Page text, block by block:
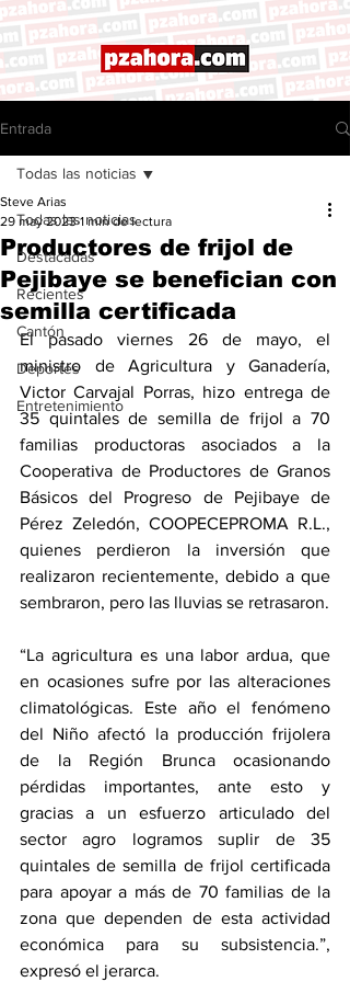
Entrada
Todas las noticias
Destacadas
Recientes
Cantón
Deportes
Entretenimiento
Todas las noticias
Productores de frijol de
Pejibaye se benefician con
semilla certificada
Steve Arias
29 may 2023 1 min de lectura
El pasado viernes 26 de mayo, el
ministro de Agricultura y Ganadería,
Victor Carvajal Porras, hizo entrega de
35 quintales de semilla de frijol a 70
familias productoras asociados a la
Cooperativa de Productores de Granos
Básicos del Progreso de Pejibaye de
Pérez Zeledón, COOPECEPROMA R.L.,
quienes perdieron la inversión que
realizaron recientemente, debido a que
“La agricultura es una labor ardua, que
en ocasiones sufre por las alteraciones
climatológicas. Este año el fenómeno
del Niño afectó la producción frijolera
de la Región Brunca ocasionando
pérdidas importantes, ante esto y
gracias a un esfuerzo articulado del
sector agro logramos suplir de 35
quintales de semilla de frijol certificada
para apoyar a más de 70 familias de la
zona que dependen de esta actividad
económica para su subsistencia.”,
expresó el jerarca.